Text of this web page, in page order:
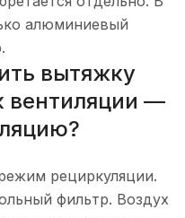
алюминиевый
вытяжку
вентиляции —
рециркуляции.
фильтр. Воздух